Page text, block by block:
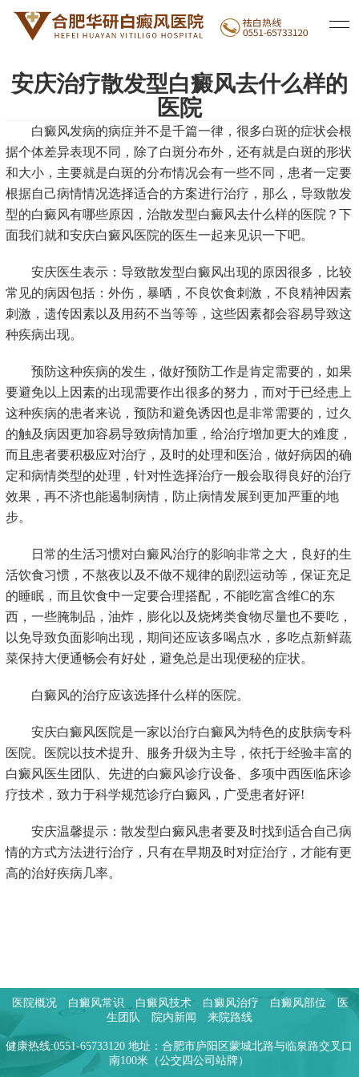
医院新闻 | 白癜风治疗 | 白癜风常识
安庆治疗散发型白癜风去什么样的
医院
白癜风发病的病症并不是千篇一律，很多白斑的症状会根
据个体差异表现不同，除了白斑分布外，还有就是白斑的形状
和大小，主要就是白斑的分布情况会有一些不同，患者一定要
根据自己病情情况选择适合的方案进行治疗，那么，导致散发
型的白癜风有哪些原因，治散发型白癜风去什么样的医院？下
面我们就和安庆白癜风医院的医生一起来见识一下吧。
安庆医生表示：导致散发型白癜风出现的原因很多，比较
常见的病因包括：外伤，暴晒，不良饮食刺激，不良精神因素
刺激，遗传因素以及用药不当等等，这些因素都会容易导致这
种疾病出现。
预防这种疾病的发生，做好预防工作是肯定需要的，如果
要避免以上因素的出现需要作出很多的努力，而对于已经患上
这种疾病的患者来说，预防和避免诱因也是非常需要的，过久
的触及病因更加容易导致病情加重，给治疗增加更大的难度，
而且患者要积极应对治疗，及时的处理和医治，做好病因的确
定和病情类型的处理，针对性选择治疗一般会取得良好的治疗
效果，再不济也能遏制病情，防止病情发展到更加严重的地
步。
日常的生活习惯对白癜风治疗的影响非常之大，良好的生
活饮食习惯，不熬夜以及不做不规律的剧烈运动等，保证充足
的睡眠，而且饮食中一定要合理搭配，不能吃富含维C的东
西，一些腌制品，油炸，膨化以及烧烤类食物尽量也不要吃，
以免导致负面影响出现，期间还应该多喝点水，多吃点新鲜蔬
菜保持大便通畅会有好处，避免总是出现便秘的症状。
白癜风的治疗应该选择什么样的医院。
安庆白癜风医院是一家以治疗白癜风为特色的皮肤病专科
医院。医院以技术提升、服务升级为主导，依托于经验丰富的
白癜风医生团队、先进的白癜风诊疗设备、多项中西医临床诊
疗技术，致力于科学规范诊疗白癜风，广受患者好评!
安庆温馨提示：散发型白癜风患者要及时找到适合自己病
情的方式方法进行治疗，只有在早期及时对症治疗，才能有更
高的治好疾病几率。
医院概况 白癜风常识 白癜风技术 白癜风治疗 白癜风部位
医
生团队
院内新闻 来院路线
健康热线:0551-65733120 地址：合肥市庐阳区蒙城北路与临泉路交叉口
南100米（公交四公司站牌）